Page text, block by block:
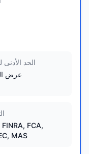
الحد الأدنى
عرض
FINRA, FCA,
MAS